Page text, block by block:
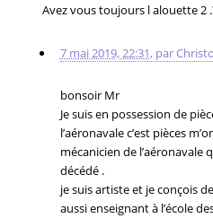
Avez vous toujours l alouette 2
7 mai 2019, 22:31, par
bonsoir Mr
Je suis en possession de
l’aéronavale c’est pièces
mécanicien de
décédé .
je suis artiste et je conçois
aussi enseignant à l’école